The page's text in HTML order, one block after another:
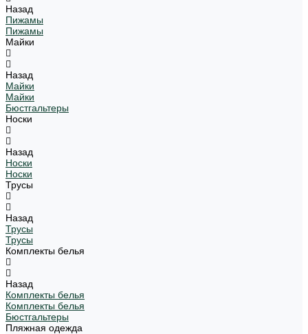
Назад
Пижамы
Пижамы
Майки
Назад
Майки
Майки
Бюстгальтеры
Носки
Назад
Носки
Носки
Трусы
Назад
Трусы
Трусы
Комплекты белья
Назад
Комплекты белья
Комплекты белья
Бюстгальтеры
Пляжная одежда